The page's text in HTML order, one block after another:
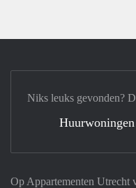
Op Appartementen Utrecht
Niks leuks gevonden?
Huurwoningen